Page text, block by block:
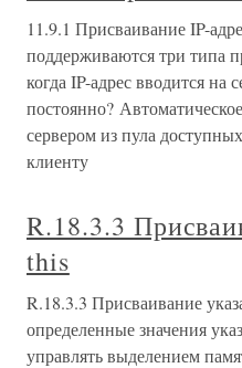
11.9.1 Присваивание IP-
поддерживаются три типа
когда IP-адрес вводится на
постоянно?
сервером из пула
клиенту
R.18.3.3
this
R.18.3.3 Присваивание
определенные значения
управлять выделением